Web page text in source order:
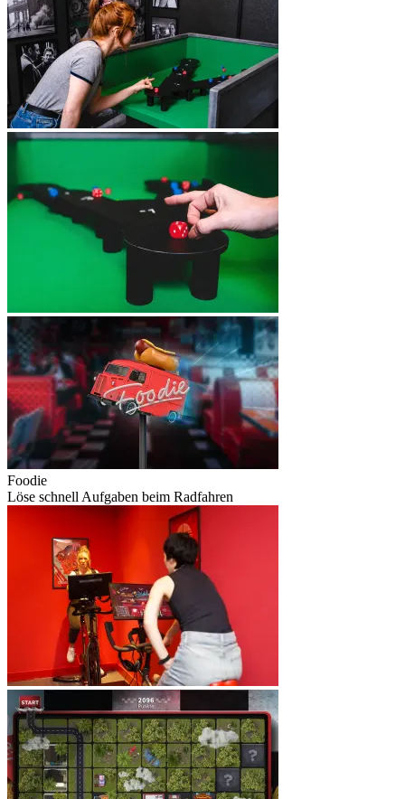
Foodie
Löse schnell Aufgaben beim Radfahren